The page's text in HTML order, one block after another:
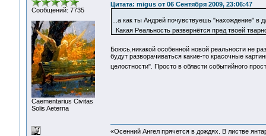
Сообщений: 7735
Сaementarius Civitas
Solis Aeterna
Цитата: migus от 06 Сентября 2009, 23:06:47
...а как ты Андрей почувствуешь "нахождение" в
Какая Реальность развернётся пред твоей
Боюсь,никакой особенной новой реальности не
будут разворачиваться какие-то красочные
целостности". Просто в области событийного
«Осенний Ангел прячется в дождях. В листве